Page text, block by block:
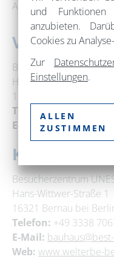
Absprache möglich._
Besucherzentrum
Hans-Wittwer-Straße 1
16321 Bernau bei Berlin
Telefon: +49 3338
E-Mail:
Kontakt
Besucherzentrum
Hans-Wittwer-Straße 1
16321 Bernau bei
Telefon: +49 3338
E-Mail:
Web: www.welterbe-
und
anzubieten.
Cookies zu
Zur
Einstellungen.
ALLEN
ZUSTIMMEN